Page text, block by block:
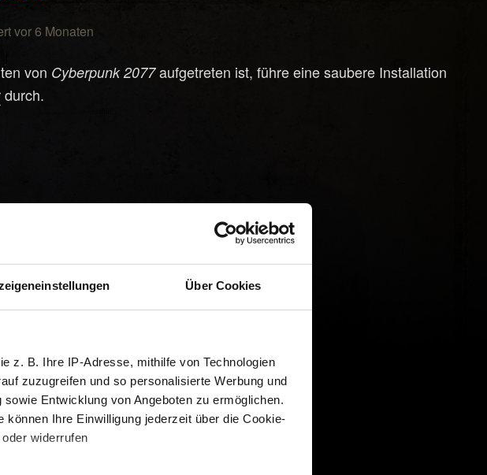
Über Cookies
z. B. Ihre IP-Adresse, mithilfe von Technologien
zuzugreifen und so personalisierte Werbung und
Entwicklung von Angeboten zu ermöglichen.
Ihre Einwilligung jederzeit über die Cookie-
widerrufen
vor 6 Monaten
von Cyberpunk 2077aufgetreten ist, führe eine saubere Installation
durch.